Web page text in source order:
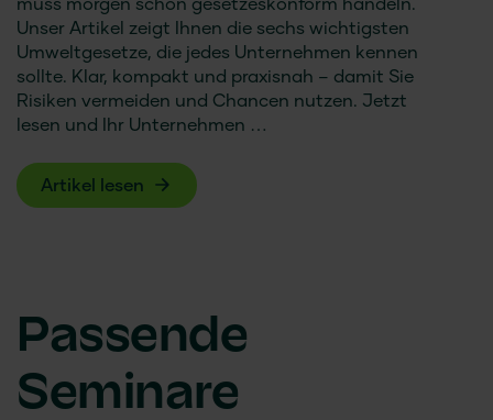
muss morgen schon gesetzeskonform handeln.
Unser Artikel zeigt Ihnen die sechs wichtigsten
Umweltgesetze, die jedes Unternehmen kennen
sollte. Klar, kompakt und praxisnah – damit Sie
Risiken vermeiden und Chancen nutzen. Jetzt
lesen und Ihr Unternehmen …
Artikel lesen
Passende
Seminare